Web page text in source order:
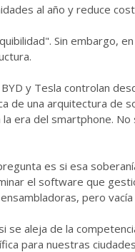
al año y reduce
Sin embargo,
y Tesla controlan
de una arquitectura de
era del smartphone.
es si esa
el software que
pero
se aleja de la
para nuestras